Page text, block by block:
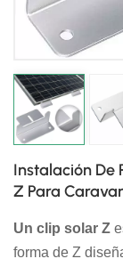
Instalación De
Z Para
Un clip solar Z
forma de Z